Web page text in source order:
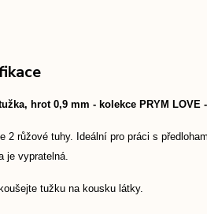
hrot 0,9 mm - kolekce PRYM LOVE
2 růžové tuhy. Ideální pro práci s
je vypratelná.
tužku na kousku látky.